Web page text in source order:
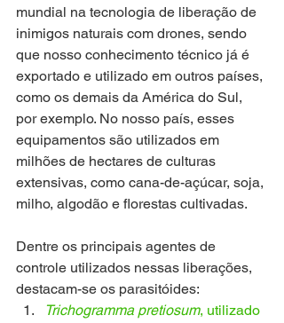
mundial na tecnologia de liberação de
inimigos naturais com drones, sendo
que nosso conhecimento técnico já é
exportado e utilizado em outros países,
como os demais da América do Sul,
por exemplo. No nosso país, esses
equipamentos são utilizados em
milhões de hectares de culturas
extensivas, como cana-de-açúcar, soja,
milho, algodão e florestas cultivadas.
Dentre os principais agentes de
controle utilizados nessas liberações,
destacam-se os parasitóides:
Trichogramma pretiosum, utilizado